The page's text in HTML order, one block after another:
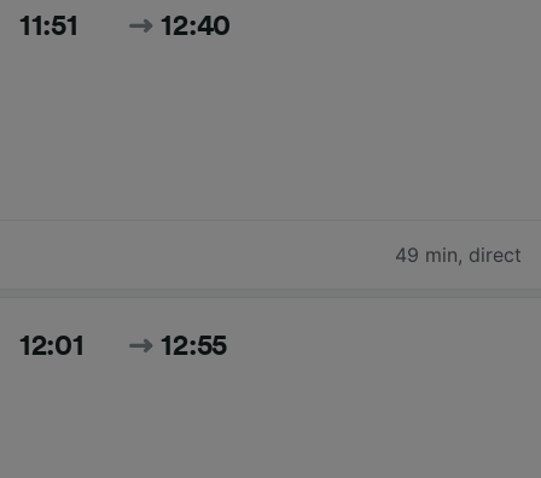
11:51 12:40
49 min, direct
12:01 12:55